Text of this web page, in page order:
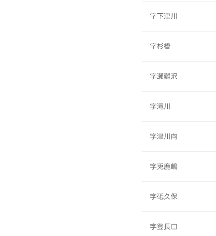
字下津川
字杉橋
字瀬難沢
字滝川
字津川向
字兎鹿嶋
字砥久保
字登長口